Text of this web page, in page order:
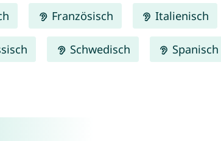
Französisch Italienisch
Schwedisch Spanisch